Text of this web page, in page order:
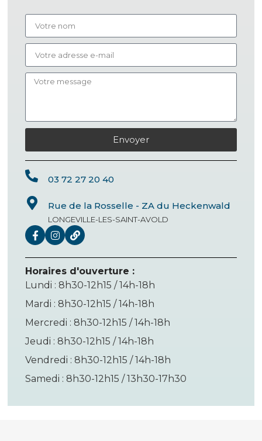
Envoyer
03 72 27 20 40
Rue de la Rosselle - ZA du Heckenwald
LONGEVILLE-LES-SAINT-AVOLD
Horaires d'ouverture :
Lundi : 8h30-12h15 / 14h-18h
Mardi : 8h30-12h15 / 14h-18h
Mercredi : 8h30-12h15 / 14h-18h
Jeudi : 8h30-12h15 / 14h-18h
Vendredi : 8h30-12h15 / 14h-18h
Samedi : 8h30-12h15 / 13h30-17h30